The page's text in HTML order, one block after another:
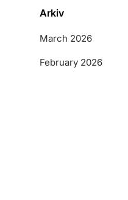
Arkiv
March 2026
February 2026